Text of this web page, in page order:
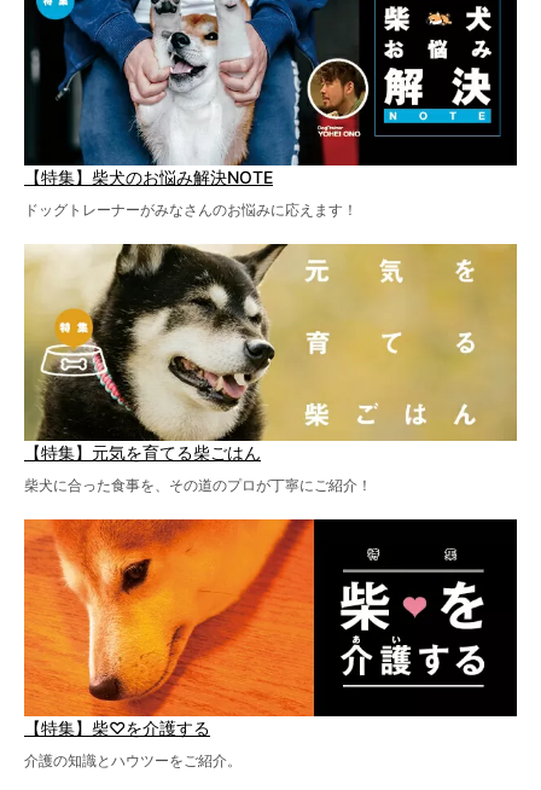
【特集】柴犬のお悩み解決NOTE
ドッグトレーナーがみなさんのお悩みに応えます！
【特集】元気を育てる柴ごはん
柴犬に合った食事を、その道のプロが丁寧にご紹介！
【特集】柴♡を介護する
介護の知識とハウツーをご紹介。